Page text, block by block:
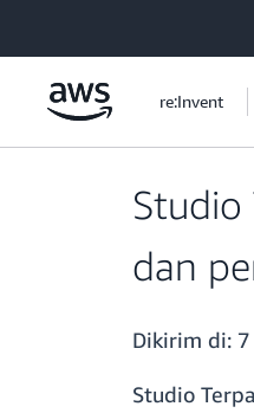
re:Invent
dan
Dikirim di:
Studio